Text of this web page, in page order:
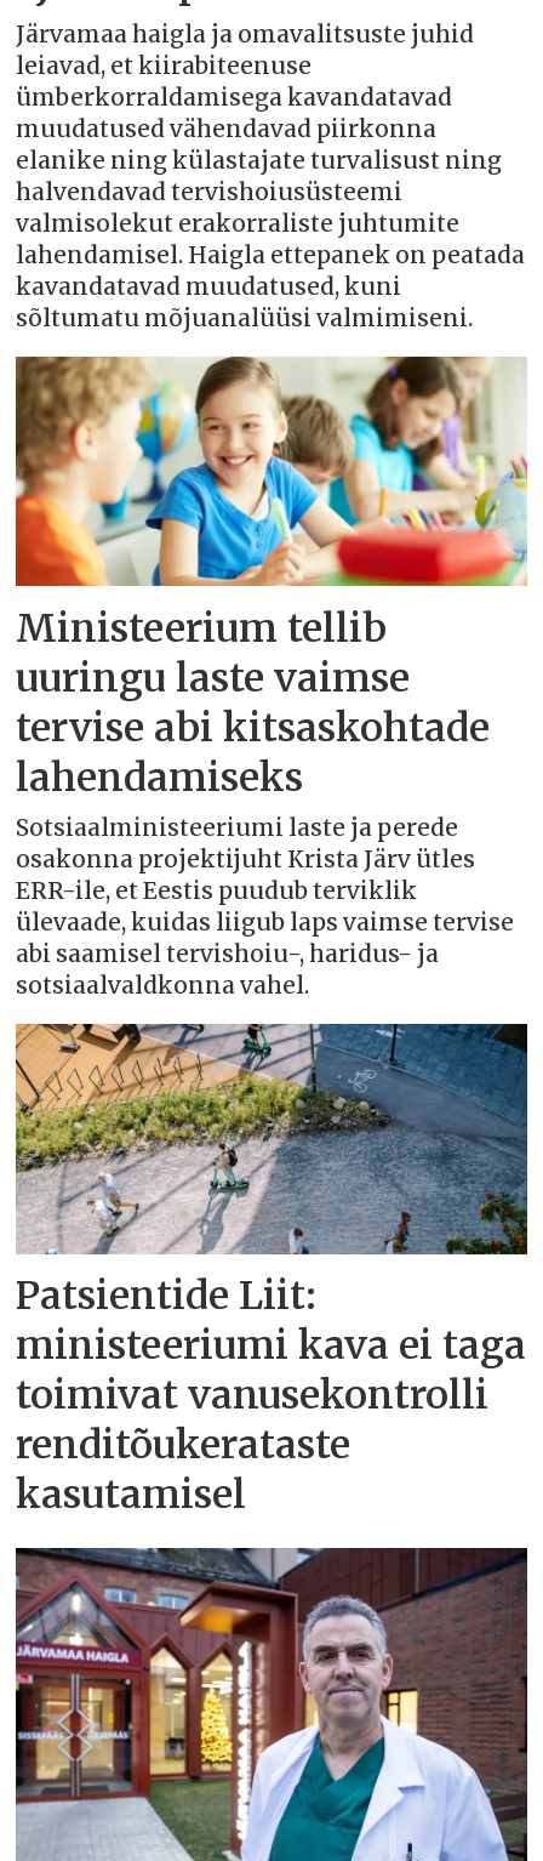
Järvamaa haigla ja omavalitsuste juhid
leiavad, et kiirabiteenuse
ümberkorraldamisega kavandatavad
muudatused vähendavad piirkonna
elanike ning külastajate turvalisust ning
halvendavad tervishoiusüsteemi
valmisolekut erakorraliste juhtumite
lahendamisel. Haigla ettepanek on peatada
kavandatavad muudatused, kuni
sõltumatu mõjuanalüüsi valmimiseni.
Ministeerium tellib
uuringu laste vaimse
tervise abi kitsaskohtade
lahendamiseks
Sotsiaalministeeriumi laste ja perede
osakonna projektijuht Krista Järv ütles
ERR-ile, et Eestis puudub terviklik
ülevaade, kuidas liigub laps vaimse tervise
abi saamisel tervishoiu-, haridus- ja
sotsiaalvaldkonna vahel.
Patsientide Liit:
ministeeriumi kava ei taga
toimivat vanusekontrolli
renditõukerataste
kasutamisel